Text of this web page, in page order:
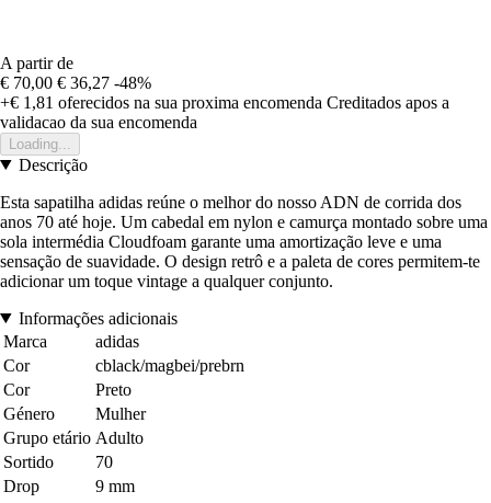
A partir de
€ 70,00 € 36,27 -48%
+€ 1,81 oferecidos na sua proxima encomenda Creditados apos a
validacao da sua encomenda
Loading...
Descrição
Esta sapatilha adidas reúne o melhor do nosso ADN de corrida dos
anos 70 até hoje. Um cabedal em nylon e camurça montado sobre uma
sola intermédia Cloudfoam garante uma amortização leve e uma
sensação de suavidade. O design retrô e a paleta de cores permitem-te
adicionar um toque vintage a qualquer conjunto.
Informações adicionais
Marca
adidas
Cor
cblack/magbei/prebrn
Cor
Preto
Género
Mulher
Grupo etário Adulto
Sortido
70
Drop
9 mm